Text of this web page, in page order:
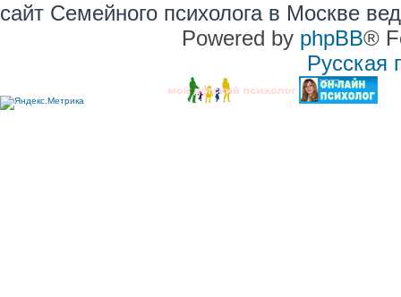
сайт Семейного психолога в Москве
Powered by phpBB®
Русская